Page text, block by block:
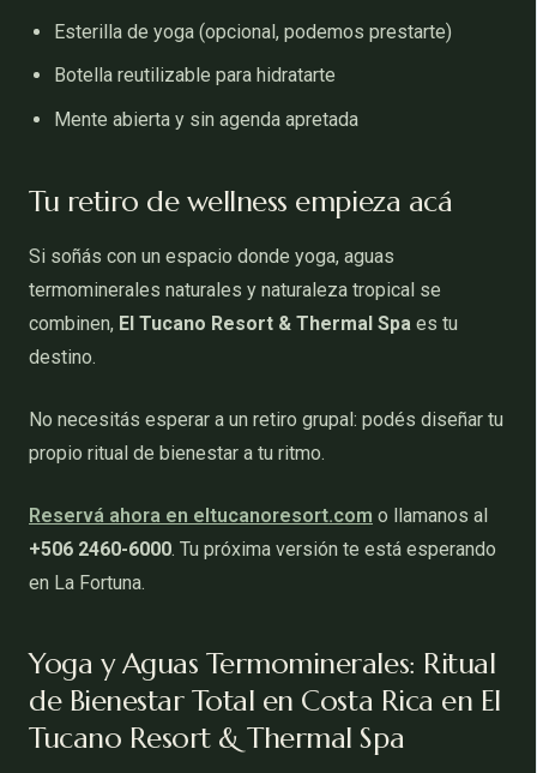
Esterilla de yoga (opcional, podemos prestarte)
Botella reutilizable para hidratarte
Mente abierta y sin agenda apretada
Tu retiro de wellness empieza acá
Si soñás con un espacio donde yoga, aguas
termominerales naturales y naturaleza tropical se
combinen, El Tucano Resort & Thermal Spa es tu
destino.
No necesitás esperar a un retiro grupal: podés diseñar tu
propio ritual de bienestar a tu ritmo.
Reservá ahora en eltucanoresort.com o llamanos al
+506 2460-6000. Tu próxima versión te está esperando
en La Fortuna.
Yoga y Aguas Termominerales: Ritual
de Bienestar Total en Costa Rica en El
Tucano Resort & Thermal Spa